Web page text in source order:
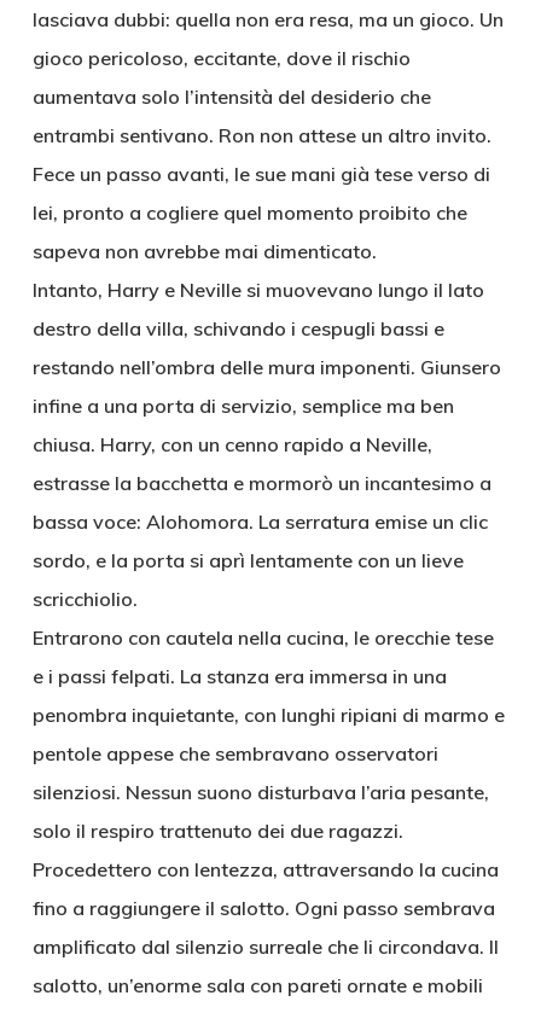
lasciava dubbi: quella non era resa, ma un gioco. Un
gioco pericoloso, eccitante, dove il rischio
aumentava solo l’intensità del desiderio che
entrambi sentivano. Ron non attese un altro invito.
Fece un passo avanti, le sue mani già tese verso di
lei, pronto a cogliere quel momento proibito che
sapeva non avrebbe mai dimenticato.
Intanto, Harry e Neville si muovevano lungo il lato
destro della villa, schivando i cespugli bassi e
restando nell’ombra delle mura imponenti. Giunsero
infine a una porta di servizio, semplice ma ben
chiusa. Harry, con un cenno rapido a Neville,
estrasse la bacchetta e mormorò un incantesimo a
bassa voce: Alohomora. La serratura emise un clic
sordo, e la porta si aprì lentamente con un lieve
scricchiolio.
Entrarono con cautela nella cucina, le orecchie tese
e i passi felpati. La stanza era immersa in una
penombra inquietante, con lunghi ripiani di marmo e
pentole appese che sembravano osservatori
silenziosi. Nessun suono disturbava l’aria pesante,
solo il respiro trattenuto dei due ragazzi.
Procedettero con lentezza, attraversando la cucina
fino a raggiungere il salotto. Ogni passo sembrava
amplificato dal silenzio surreale che li circondava. Il
salotto, un’enorme sala con pareti ornate e mobili